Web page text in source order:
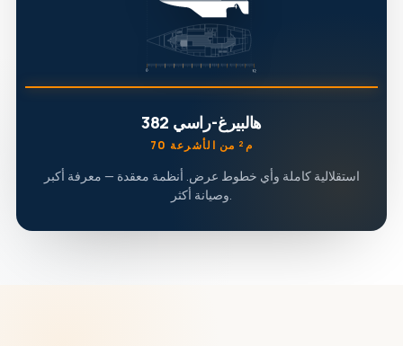
هالبيرغ-راسي 382
70 م² من الأشرعة
استقلالية كاملة وأي خطوط عرض. أنظمة معقدة — معرفة أكبر
وصيانة أكثر.